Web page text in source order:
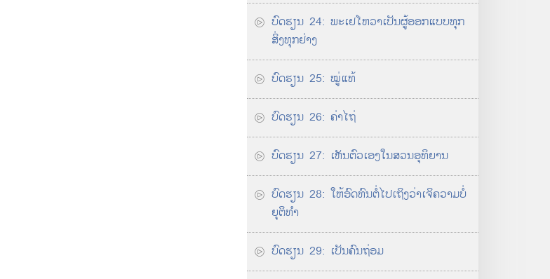
ບົດ​ຮຽນ 24: ພະ​ເຢໂຫວາ​ເປັນ​ຜູ້​ອອກ​ແບບ​ທຸກ​
ສິ່ງ​ທຸກ​ຢ່າງ
ບົດ​ຮຽນ 25: ໝູ່​ແທ້
ບົດຮຽນ 26: ຄ່າໄຖ່
ບົດຮຽນ 27: ເຫັນ​ຕົວ​ເອງ​ໃນ​ສວນ​ອຸທິຍານ
ບົດຮຽນ 28: ໃຫ້​ອົດທົນ​ຕໍ່ໄປ​ເຖິງ​ວ່າ​ເຈິ​ຄວາມ​ບໍ່​
ຍຸຕິທຳ
ບົດຮຽນ 29: ເປັນ​ຄົນ​ຖ່ອມ